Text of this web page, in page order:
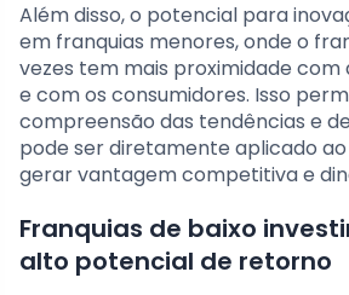
Além disso, o potencial para
em franquias menores, onde o
vezes tem mais proximidade com
e com os consumidores. Isso
compreensão das tendências e
pode ser diretamente aplicado
gerar vantagem competitiva e
Franquias de baixo
alto potencial de retorno